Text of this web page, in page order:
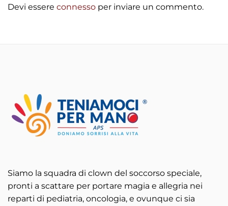
Devi essere connesso per inviare un commento.
Siamo la squadra di clown del soccorso speciale,
pronti a scattare per portare magia e allegria nei
reparti di pediatria, oncologia, e ovunque ci sia